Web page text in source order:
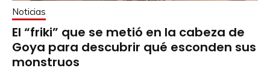
Noticias
El “friki” que se metió en la cabeza de
Goya para descubrir qué esconden sus
monstruos